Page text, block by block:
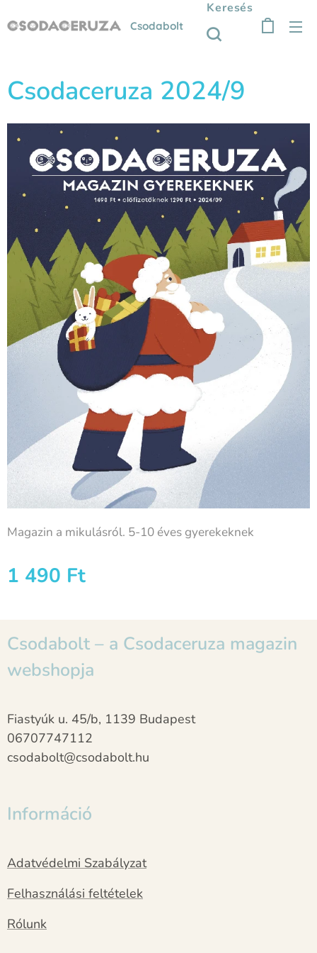
Csodabolt
Keresés
Csodaceruza 2024/9
Magazin a mikulásról. 5-10 éves gyerekeknek
1 490 Ft
Csodabolt – a Csodaceruza magazin
webshopja
Fiastyúk u. 45/b, 1139 Budapest
06707747112
csodabolt@csodabolt.hu
Információ
Adatvédelmi Szabályzat
Felhasználási feltételek
Rólunk